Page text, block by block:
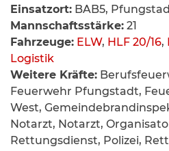
Einsatzort: BAB5,
Mannschaftsstärke: 21
Fahrzeuge: ELW, HLF 20/16,
Logistik
Weitere Kräfte:
Feuerwehr Pfungstadt,
West,
Notarzt, Notarzt,
Rettungsdienst, Polizei,